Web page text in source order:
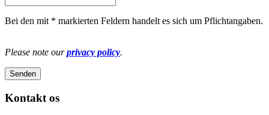
Bei den mit * markierten Feldern handelt es sich um Pflichtangaben.
Please note ourprivacy policy.
Senden
Kontakt os